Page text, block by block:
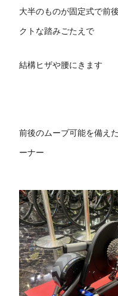
大半のものが固定式で前
クトな踏みごたえで
結構ヒザや腰にきます
前後のムーブ可能を備え
ーナー